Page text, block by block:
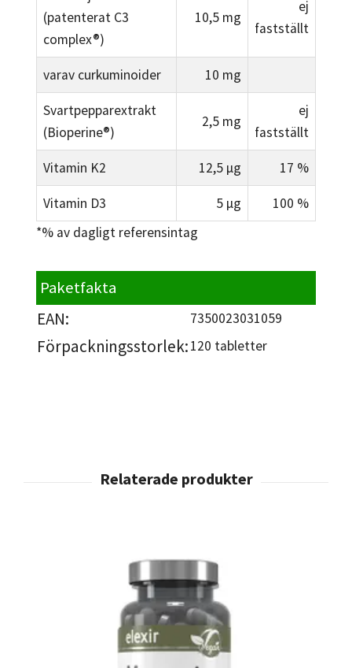
(patenterat C3
complex®)
10,5 mg
ej
fastställt
varav curkuminoider 10 mg
Svartpepparextrakt
(Bioperine®)
2,5 mg
ej
fastställt
Vitamin K2 12,5 µg 17 %
Vitamin D3 5 µg
100 %
*% av dagligt referensintag
Paketfakta
EAN: 7350023031059
Förpackningsstorlek:120 tabletter